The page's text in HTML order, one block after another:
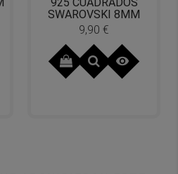
SWAROVSKI 8MM
Precio
9,90 €
